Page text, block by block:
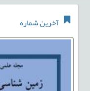
آخرین شماره